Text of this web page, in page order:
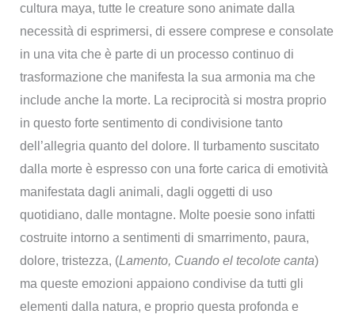
cultura maya, tutte le creature sono animate dalla
necessità di esprimersi, di essere comprese e consolate
in una vita che è parte di un processo continuo di
trasformazione che manifesta la sua armonia ma che
include anche la morte. La reciprocità si mostra proprio
in questo forte sentimento di condivisione tanto
dell’allegria quanto del dolore. Il turbamento suscitato
dalla morte è espresso con una forte carica di emotività
manifestata dagli animali, dagli oggetti di uso
quotidiano, dalle montagne. Molte poesie sono infatti
costruite intorno a sentimenti di smarrimento, paura,
dolore, tristezza, (Lamento, Cuando el tecolote canta)
ma queste emozioni appaiono condivise da tutti gli
elementi dalla natura, e proprio questa profonda e